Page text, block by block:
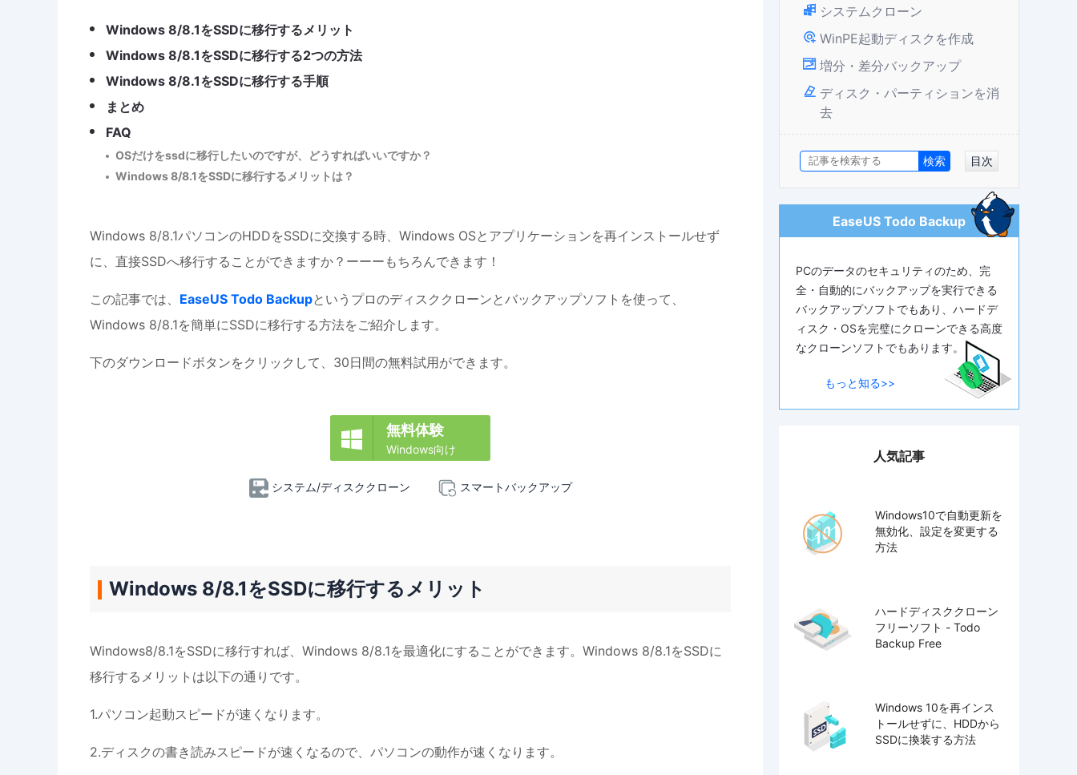
Windows 8/8.1をSSDに移行するメリット
Windows 8/8.1をSSDに移行する2つの方法
Windows 8/8.1をSSDに移行する手順
まとめ
FAQ
OSだけをssdに移行したいのですが、どうすればいいですか？
Windows 8/8.1をSSDに移行するメリットは？
Windows 8/8.1パソコンのHDDをSSDに交換する時、Windows OSとアプリケーションを再インストールせず
に、直接SSDへ移行することができますか？ーーーもちろんできます！
この記事では、 EaseUS Todo Backupというプロのディスククローンとバックアップソフトを使って、
Windows 8/8.1を簡単にSSDに移行する方法をご紹介します。
下のダウンロードボタンをクリックして、30日間の無料試用ができます。
 無料体験
Windows向け
システム/ディスククローン スマートバックアップ
Windows 8/8.1をSSDに移行するメリット
Windows8/8.1をSSDに移行すれば、Windows 8/8.1を最適化にすることができます。Windows 8/8.1をSSDに
移行するメリットは以下の通りです。
1.パソコン起動スピードが速くなります。
2.ディスクの書き読みスピードが速くなるので、パソコンの動作が速くなります。
システムクローン
WinPE起動ディスクを作成
増分・差分バックアップ
ディスク・パーティションを消
去
目次
EaseUS Todo Backup
PCのデータのセキュリティのため、完
全・自動的にバックアップを実行できる
バックアップソフトでもあり、ハードデ
ィスク・OSを完璧にクローンできる高度
なクローンソフトでもあります。
もっと知る>>
人気記事
Windows10で自動更新を
無効化、設定を変更する
方法
ハードディスククローン
フリーソフト - Todo
Backup Free
Windows 10を再インス
トールせずに、HDDから
SSDに換装する方法